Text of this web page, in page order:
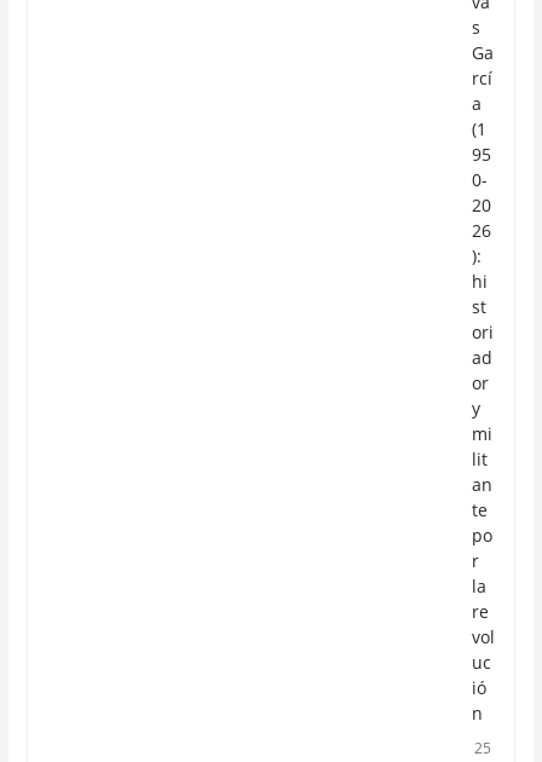
s
Ga
rcí
a
(1
95
0-
20
26
):
hi
st
ori
ad
or
y
mi
lit
an
te
po
r
la
re
vol
uc
ió
n
25